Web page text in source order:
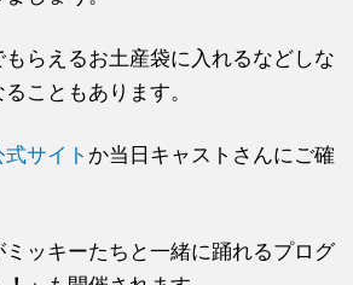
らえるお土産袋に入れるなどしな
こともあります。
式サイト か当日キャストさんにご確
ミッキーたちと一緒に踊れるプログ